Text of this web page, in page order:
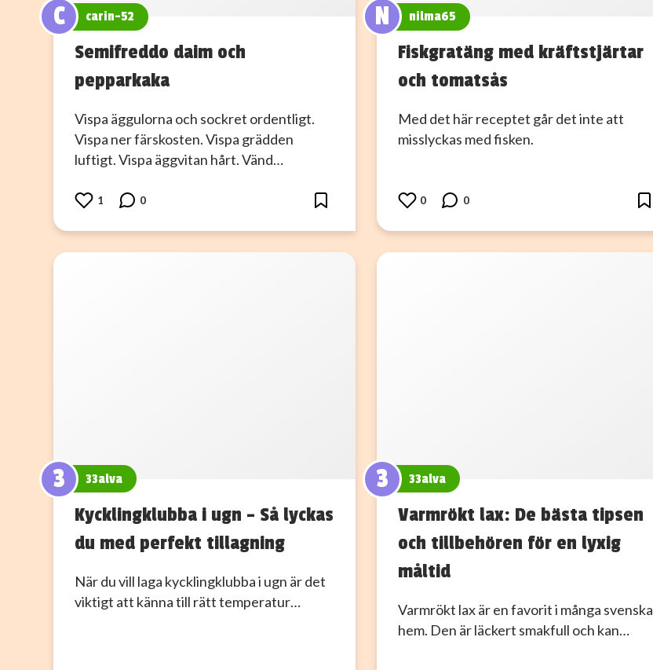
C carin-52
Semifreddo daim och
pepparkaka
Vispa äggulorna och sockret ordentligt.
Vispa ner färskosten. Vispa grädden
luftigt. Vispa äggvitan hårt. Vänd…
1 0
N nilma65
Fiskgratäng med kräftstjärtar
och tomatsås
Med det här receptet går det inte att
misslyckas med fisken.
0 0
3 33alva
Kycklingklubba i ugn – Så lyckas
du med perfekt tillagning
När du vill laga kycklingklubba i ugn är det
viktigt att känna till rätt temperatur…
3 33alva
Varmrökt lax: De bästa tipsen
och tillbehören för en lyxig
måltid
Varmrökt lax är en favorit i många svenska
hem. Den är läckert smakfull och kan…